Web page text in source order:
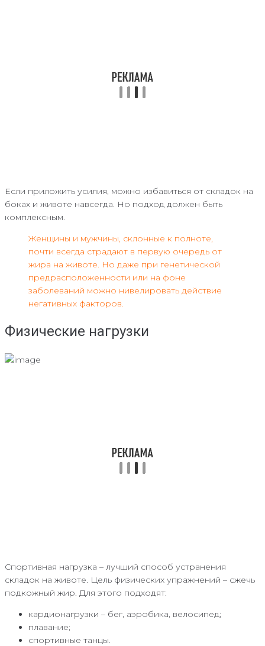
Если приложить усилия, можно избавиться от складок на
боках и животе навсегда. Но подход должен быть
комплексным.
Женщины и мужчины, склонные к полноте,
почти всегда страдают в первую очередь от
жира на животе. Но даже при генетической
предрасположенности или на фоне
заболеваний можно нивелировать действие
негативных факторов.
Физические нагрузки
Спортивная нагрузка – лучший способ устранения
складок на животе. Цель физических упражнений – сжечь
подкожный жир. Для этого подходят:
кардионагрузки – бег, аэробика, велосипед;
плавание;
спортивные танцы.